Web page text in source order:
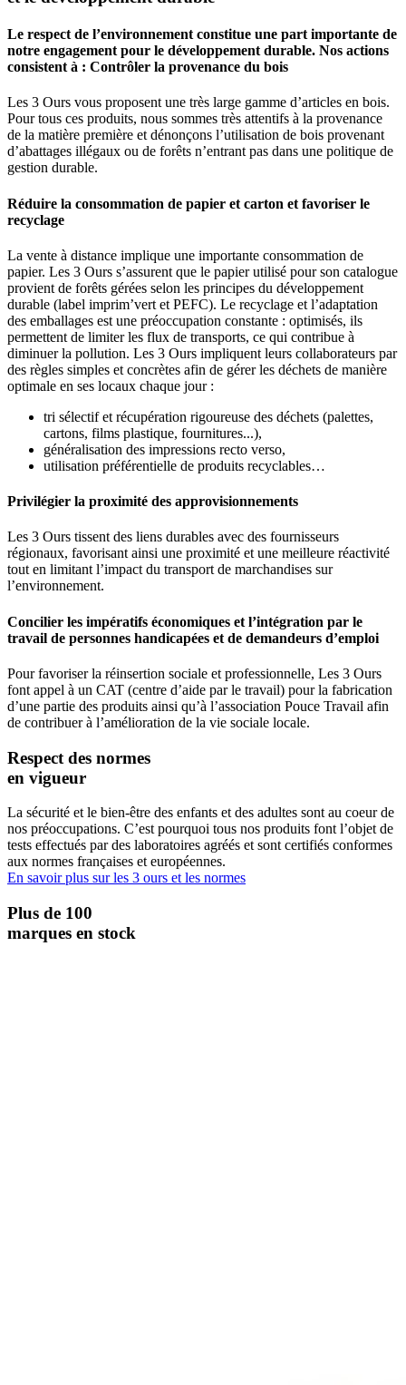
Le respect de l’environnement constitue une part importante de
notre engagement pour le développement durable. Nos actions
consistent à : Contrôler la provenance du bois
Les 3 Ours vous proposent une très large gamme d’articles en bois.
Pour tous ces produits, nous sommes très attentifs à la provenance
de la matière première et dénonçons l’utilisation de bois provenant
d’abattages illégaux ou de forêts n’entrant pas dans une politique de
gestion durable.
Réduire la consommation de papier et carton et favoriser le
recyclage
La vente à distance implique une importante consommation de
papier. Les 3 Ours s’assurent que le papier utilisé pour son catalogue
provient de forêts gérées selon les principes du développement
durable (label imprim’vert et PEFC). Le recyclage et l’adaptation
des emballages est une préoccupation constante : optimisés, ils
permettent de limiter les flux de transports, ce qui contribue à
diminuer la pollution. Les 3 Ours impliquent leurs collaborateurs par
des règles simples et concrètes afin de gérer les déchets de manière
optimale en ses locaux chaque jour :
tri sélectif et récupération rigoureuse des déchets (palettes,
cartons, films plastique, fournitures...),
généralisation des impressions recto verso,
utilisation préférentielle de produits recyclables…
Privilégier la proximité des approvisionnements
Les 3 Ours tissent des liens durables avec des fournisseurs
régionaux, favorisant ainsi une proximité et une meilleure réactivité
tout en limitant l’impact du transport de marchandises sur
l’environnement.
Concilier les impératifs économiques et l’intégration par le
travail de personnes handicapées et de demandeurs d’emploi
Pour favoriser la réinsertion sociale et professionnelle, Les 3 Ours
font appel à un CAT (centre d’aide par le travail) pour la fabrication
d’une partie des produits ainsi qu’à l’association Pouce Travail afin
de contribuer à l’amélioration de la vie sociale locale.
Respect des normes
en vigueur
La sécurité et le bien-être des enfants et des adultes sont au coeur de
nos préoccupations. C’est pourquoi tous nos produits font l’objet de
tests effectués par des laboratoires agréés et sont certifiés conformes
aux normes françaises et européennes.
En savoir plus sur les 3 ours et les normes
Plus de 100
marques en stock